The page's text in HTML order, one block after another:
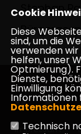
Stephan
Impressum
Cookie
Diese
sind, um die
verwenden
helfen, unser
Optmierung).
Dienste,
Einwilligung
Informationen
Technisch